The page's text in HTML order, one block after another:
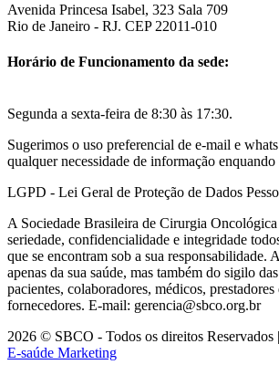
Avenida Princesa Isabel, 323 Sala 709
Rio de Janeiro - RJ. CEP 22011-010
Horário de Funcionamento da sede:
Segunda a sexta-feira de 8:30 às 17:30.
Sugerimos o uso preferencial de e-mail e
qualquer necessidade de informação
LGPD - Lei Geral de Proteção de Dados
A Sociedade Brasileira de Cirurgia
seriedade, confidencialidade e integridade
que se encontram sob a sua responsabilidade.
apenas da sua saúde, mas também do sigilo
pacientes, colaboradores, médicos,
fornecedores. E-mail: gerencia@sbco.org.br
2026 © SBCO - Todos os direitos
E-saúde Marketing